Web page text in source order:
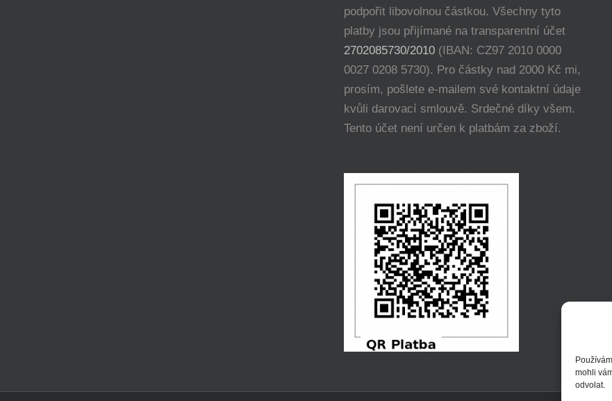
mohli
odvolat.
podpořit libovolnou částkou. Všechny tyto
platby jsou přijímané na transparentní účet
2702085730/2010(IBAN: CZ97 2010 0000
0027 0208 5730). Pro částky nad 2000 Kč mi,
prosím, pošlete e-mailem své kontaktní údaje
kvůli darovací smlouvě. Srdečné díky všem.
Tento účet není určen k platbám za zboží.